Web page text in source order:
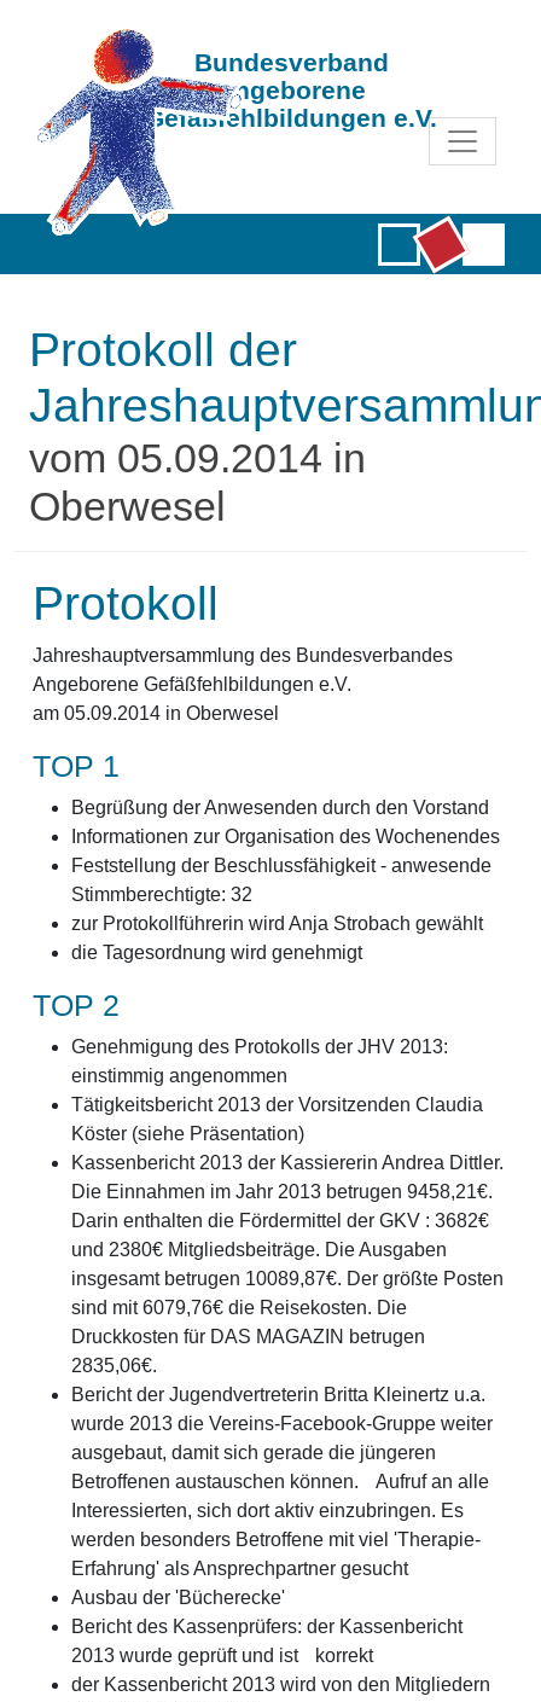
Bundesverband
Angeborene
Gefäßfehlbildungen e.V.
Protokoll der
vom 05.09.2014 in
Oberwesel
Protokoll
Jahreshauptversammlung des Bundesverbandes
Angeborene Gefäßfehlbildungen e.V.
am 05.09.2014 in Oberwesel
TOP 1
Begrüßung der Anwesenden durch den Vorstand
Informationen zur Organisation des Wochenendes
Feststellung der Beschlussfähigkeit - anwesende
Stimmberechtigte: 32
zur Protokollführerin wird Anja Strobach gewählt
die Tagesordnung wird genehmigt
TOP 2
Genehmigung des Protokolls der JHV 2013:
einstimmig angenommen
Tätigkeitsbericht 2013 der Vorsitzenden Claudia
Köster (siehe Präsentation)
Kassenbericht 2013 der Kassiererin Andrea Dittler.
Die Einnahmen im Jahr 2013 betrugen 9458,21€.
Darin enthalten die Fördermittel der GKV : 3682€
und 2380€ Mitgliedsbeiträge. Die Ausgaben
insgesamt betrugen 10089,87€. Der größte Posten
sind mit 6079,76€ die Reisekosten. Die
Druckkosten für DAS MAGAZIN betrugen
2835,06€.
Bericht der Jugendvertreterin Britta Kleinertz u.a.
wurde 2013 die Vereins-Facebook-Gruppe weiter
ausgebaut, damit sich gerade die jüngeren
Betroffenen austauschen können. Aufruf an alle
Interessierten, sich dort aktiv einzubringen. Es
werden besonders Betroffene mit viel 'Therapie-
Erfahrung' als Ansprechpartner gesucht
Ausbau der 'Bücherecke'
Bericht des Kassenprüfers: der Kassenbericht
2013 wurde geprüft und ist korrekt
der Kassenbericht 2013 wird von den Mitgliedern